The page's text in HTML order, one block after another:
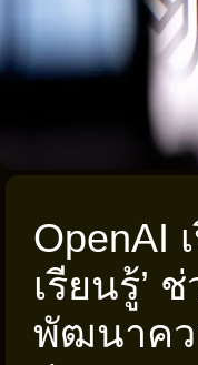
OpenAI
เรียนรู้’
พัฒนาคว